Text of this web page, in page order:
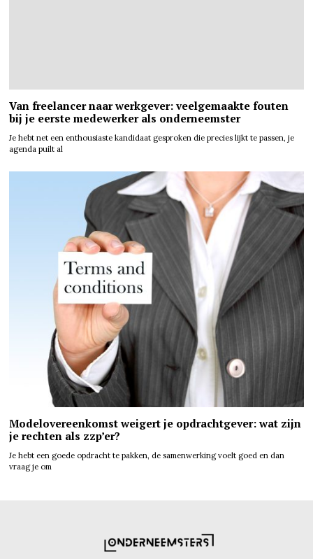
Van freelancer naar werkgever: veelgemaakte fouten
bij je eerste medewerker als onderneemster
Je hebt net een enthousiaste kandidaat gesproken die precies lijkt te passen, je
agenda puilt al
Modelovereenkomst weigert je opdrachtgever: wat zijn
je rechten als zzp’er?
Je hebt een goede opdracht te pakken, de samenwerking voelt goed en dan
vraag je om